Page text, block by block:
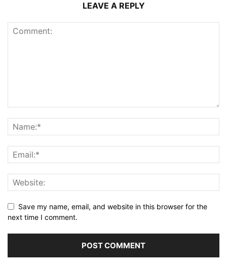
LEAVE A REPLY
Save my name, email, and website in this browser for the
next time I comment.